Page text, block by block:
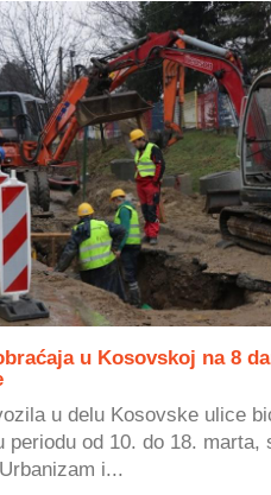
u Kosovskoj na 8
u delu Kosovske ulice
periodu od 10. do 18. marta,
i...